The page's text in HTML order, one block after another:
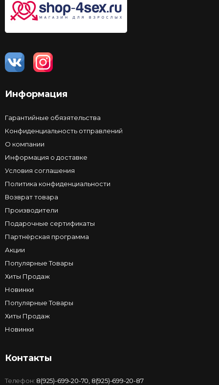
Информация
Гарантийные обязятельства
Конфиденциальность отправлений
О компании
Информация о доставке
Условия соглашения
Политика конфиденциальности
Возврат товара
Производители
Подарочные сертификаты
Партнёрская программа
Акции
Популярные Товары
Хиты Продаж
Новинки
Популярные Товары
Хиты Продаж
Новинки
Контакты
Телефон: 8(925)-699-20-70 8(925)-699-20-87